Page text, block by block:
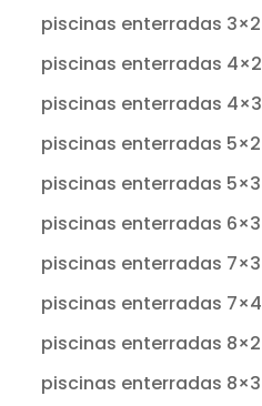
piscinas enterradas 3×2
piscinas enterradas 4×2
piscinas enterradas 4×3
piscinas enterradas 5×2
piscinas enterradas 5×3
piscinas enterradas 6×3
piscinas enterradas 7×3
piscinas enterradas 7×4
piscinas enterradas 8×2
piscinas enterradas 8×3